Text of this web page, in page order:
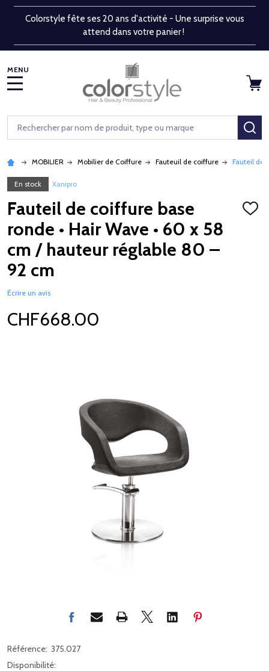
Colorstyle fête ses 20 ans d'activité - Une surprise vous
attend dans votre panier !
Rechercher
MOBILIER Mobilier de Coiffure Fauteuil de coiffure Fauteil de
En stock Xanipro
Fauteil de coiffure base
ronde • Hair Wave • 60 x 58
cm / hauteur réglable 80 –
92 cm
Écrire un avis
CHF668.00
Référence: 375.027
Disponibilité: